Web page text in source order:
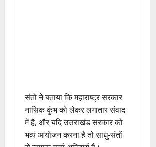
संतों ने बताया कि महाराष्ट्र सरकार
नासिक कुंभ को लेकर लगातार संवाद
में है, और यदि उत्तराखंड सरकार को
भव्य आयोजन करना है तो साधु-संतों